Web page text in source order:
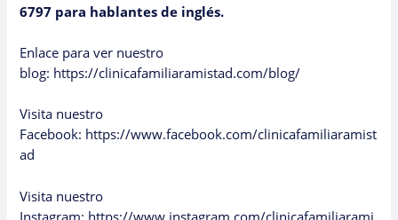
6797 para hablantes de inglés.
Enlace para ver nuestro
blog: https://clinicafamiliaramistad.com/blog/
Visita nuestro
Facebook: https://www.facebook.com/clinicafamiliaramist
ad
Visita nuestro
Instagram: https://www.instagram.com/clinicafamiliarami